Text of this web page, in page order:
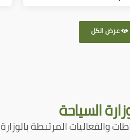
عرض الكل
السياحة
والفعاليات المرتبطة بالوزارة